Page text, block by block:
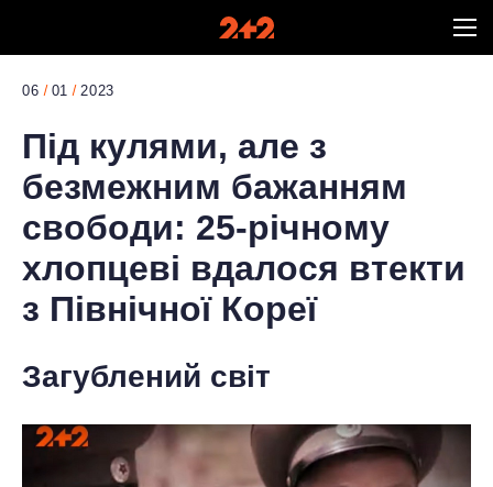
06 01 2023
Під кулями, але з
безмежним бажанням
свободи: 25-річному
хлопцеві вдалося втекти
з Північної Кореї
Загублений світ